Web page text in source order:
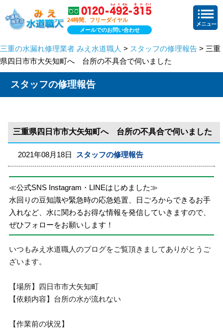
24時間、フリーダイヤル
メールでのお問い合わせ
三重の水漏れ修理業者 みえ水道職人 > スタッフの修理報告 > 三重
県四日市市大矢知町へ 台所の不具合で伺いました
スタッフの修理報告
三重県四日市市大矢知町へ 台所の不具合で伺いました
2021年08月18日 スタッフの修理報告
≪公式SNS Instagram・LINEはじめました≫
水回りの豆知識や緊急時の応急処置、日ごろからできるお手
入れなど、水に関わるお得な情報を発信していきますので、
ぜひフォローをお願いします！
いつもみえ水道職人のブログをご覧頂きましてありがとうご
ざいます。
【場所】四日市市大矢知町
【依頼内容】台所の水が流れない
【作業前の状況】